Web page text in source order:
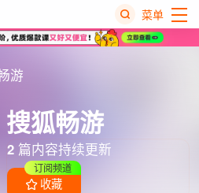
菜单
游
搜狐畅游
2 篇内容持续更新
收藏
订阅频道